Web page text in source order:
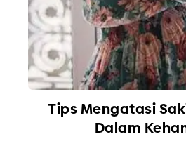
Tips Mengatasi
Dalam